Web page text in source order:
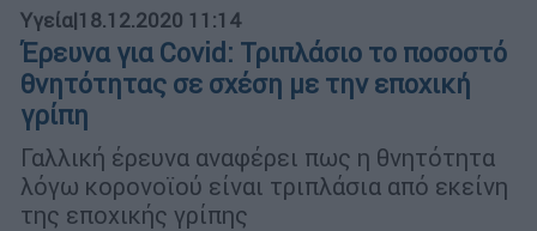
Υγεία|18.12.2020 11:14
Έρευνα για Covid: Τριπλάσιο το ποσοστό
θνητότητας σε σχέση με την εποχική
γρίπη
Γαλλική έρευνα αναφέρει πως η θνητότητα
λόγω κορονοϊού είναι τριπλάσια από εκείνη
της εποχικής γρίπης